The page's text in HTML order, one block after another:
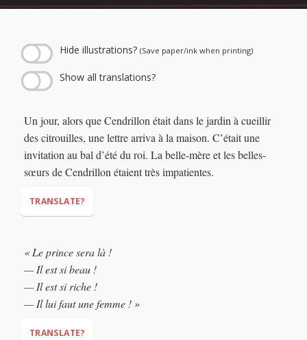
Hide illustrations? (Save paper/ink when printing)
Show all translations?
Un jour, alors que Cendrillon était dans le jardin à cueillir
des citrouilles, une lettre arriva à la maison. C’était une
invitation au bal d’été du roi. La belle-mère et les belles-
sœurs de Cendrillon étaient très impatientes.
TRANSLATE?
« Le prince sera là !
— Il est si beau !
— Il est si riche !
— Il lui faut une femme ! »
TRANSLATE?